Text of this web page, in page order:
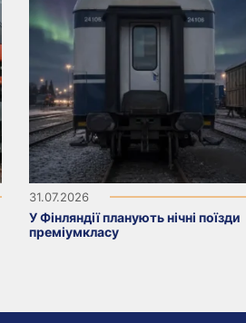
31.07.2026
У Фінляндії планують нічні поїзди
преміумкласу